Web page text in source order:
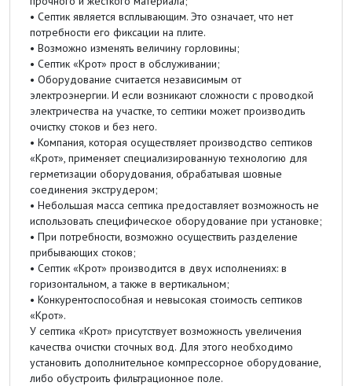
• Септик является всплывающим. Это означает, что нет
потребности его фиксации на плите.
• Возможно изменять величину горловины;
• Септик «Крот» прост в обслуживании;
• Оборудование считается независимым от
электроэнергии. И если возникают сложности с проводкой
электричества на участке, то септики может производить
очистку стоков и без него.
• Компания, которая осуществляет производство септиков
«Крот», применяет специализированную технологию для
герметизации оборудования, обрабатывая шовные
соединения экструдером;
• Небольшая масса септика предоставляет возможность не
использовать специфическое оборудование при установке;
• При потребности, возможно осуществить разделение
прибывающих стоков;
• Септик «Крот» производится в двух исполнениях: в
горизонтальном, а также в вертикальном;
• Конкурентоспособная и невысокая стоимость септиков
«Крот».
У септика «Крот» присутствует возможность увеличения
качества очистки сточных вод. Для этого необходимо
установить дополнительное компрессорное оборудование,
либо обустроить фильтрационное поле.